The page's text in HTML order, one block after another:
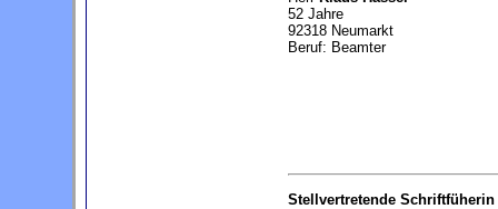
52 Jahre
92318 Neumarkt
Beruf: Beamter
Stellvertretende Schriftfüherin